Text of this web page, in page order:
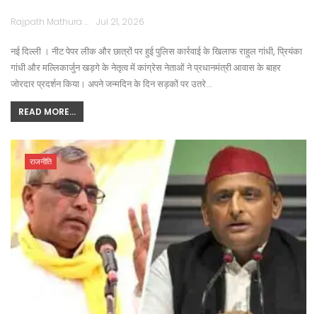
Rajpath Mathura Jul 21, 2026
नई दिल्ली । नीट पेपर लीक और छात्रों पर हुई पुलिस कार्रवाई के खिलाफ राहुल गांधी, प्रियंका
गांधी और मल्लिकार्जुन खड़गे के नेतृत्व में कांग्रेस नेताओं ने प्रधानमंत्री आवास के बाहर
जोरदार प्रदर्शन किया। अपने जन्मदिन के दिन सड़कों पर उतरे…
READ MORE...
राजनीति